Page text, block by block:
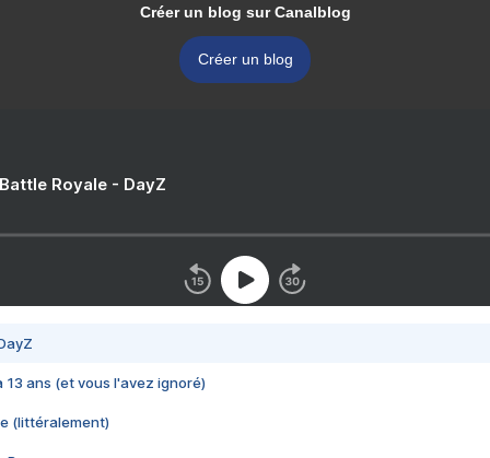
Créer un blog sur Canalblog
Créer un blog
Royale - DayZ
13 ans (et vous l'avez ignoré)
(littéralement)